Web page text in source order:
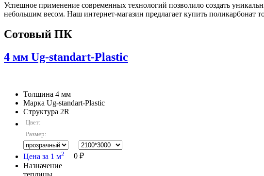
Успешное применение современных технологий позволило создать
небольшим весом. Наш интернет-магазин предлагает купить поликарбонат
Сотовый ПК
4 мм Ug-standart-Plastic
Толщина 4 мм
Марка Ug-standart-Plastic
Структура 2R
Цвет:
Размер:
Цена за 1 м2
0 ₽
Назначение
теплицы